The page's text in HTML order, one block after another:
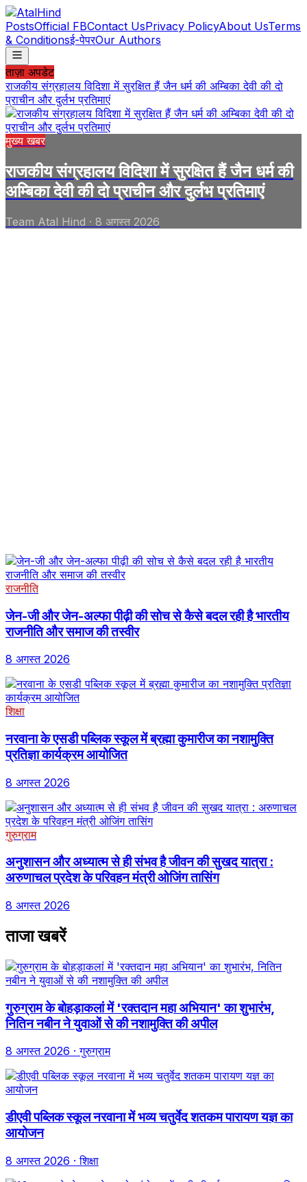
PostsOfficial FBContact UsPrivacy PolicyAbout UsTerms
& Conditionsई-पेपरOur Authors
ताज़ा अपडेट
राजकीय संग्रहालय विदिशा में सुरक्षित हैं जैन धर्म की अम्बिका देवी की दो
प्राचीन और दुर्लभ प्रतिमाएं
मुख्य खबर
राजकीय संग्रहालय विदिशा में सुरक्षित हैं जैन धर्म की
अम्बिका देवी की दो प्राचीन और दुर्लभ प्रतिमाएं
Team Atal Hind · 8 अगस्त 2026
राजनीति
जेन-जी और जेन-अल्फा पीढ़ी की सोच से कैसे बदल रही है भारतीय
राजनीति और समाज की तस्वीर
8 अगस्त 2026
शिक्षा
नरवाना के एसडी पब्लिक स्कूल में ब्रह्मा कुमारीज का नशामुक्ति
प्रतिज्ञा कार्यक्रम आयोजित
8 अगस्त 2026
गुरुग्राम
अनुशासन और अध्यात्म से ही संभव है जीवन की सुखद यात्रा :
अरुणाचल प्रदेश के परिवहन मंत्री ओजिंग तासिंग
8 अगस्त 2026
ताजा खबरें
गुरुग्राम के बोहड़ाकलां में 'रक्तदान महा अभियान' का शुभारंभ,
नितिन नबीन ने युवाओं से की नशामुक्ति की अपील
8 अगस्त 2026 · गुरुग्राम
डीएवी पब्लिक स्कूल नरवाना में भव्य चतुर्वेद शतकम पारायण यज्ञ का
आयोजन
8 अगस्त 2026 · शिक्षा